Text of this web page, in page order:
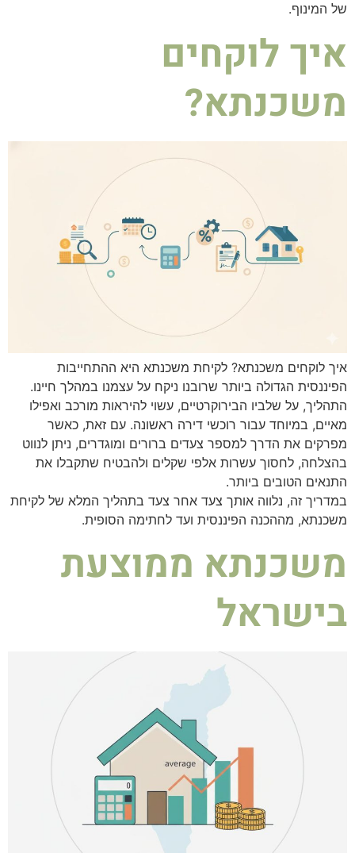
של המינוף.
איך לוקחים
משכנתא?
איך לוקחים משכנתא? לקיחת משכנתא היא ההתחייבות
הפיננסית הגדולה ביותר שרובנו ניקח על עצמנו במהלך חיינו.
התהליך, על שלביו הבירוקרטיים, עשוי להיראות מורכב ואפילו
מאיים, במיוחד עבור רוכשי דירה ראשונה. עם זאת, כאשר
מפרקים את הדרך למספר צעדים ברורים ומוגדרים, ניתן לנווט
בהצלחה, לחסוך עשרות אלפי שקלים ולהבטיח שתקבלו את
התנאים הטובים ביותר.
במדריך זה, נלווה אותך צעד אחר צעד בתהליך המלא של לקיחת
משכנתא, מההכנה הפיננסית ועד לחתימה הסופית.
משכנתא ממוצעת
בישראל